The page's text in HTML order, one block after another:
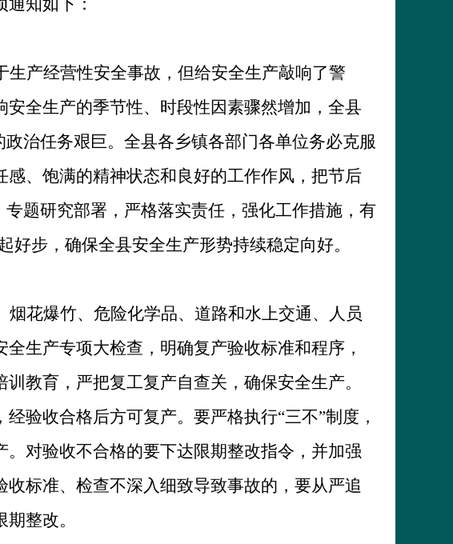
知如下：
产经营性安全事故，但给安全生产敲响了警
全生产的季节性、时段性因素骤然增加，全县
治任务艰巨。全县各乡镇各部门各单位务必克服
、饱满的精神状态和良好的工作作风，把节后
题研究部署，严格落实责任，强化工作措施，有
步，确保全县安全生产形势持续稳定向好。
花爆竹、危险化学品、道路和水上交通、人员
生产专项大检查，明确复产验收标准和程序，
教育，严把复工复产自查关，确保安全生产。
验收合格后方可复产。要严格执行“三不”制度，
对验收不合格的要下达限期整改指令，并加强
标准、检查不深入细致导致事故的，要从严追
整改。